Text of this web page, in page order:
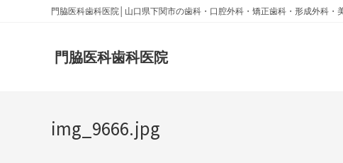
門脇医科歯科医院│山口県下関市の歯科・口腔外科・矯正歯科・形成外科
門脇医科歯科医院
img_9666.jpg